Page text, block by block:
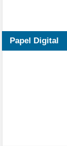
Papel Digital